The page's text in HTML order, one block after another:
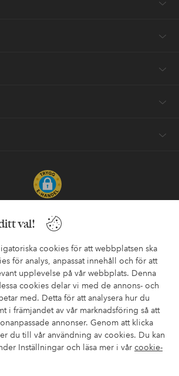
val!
cookies för att webbplatsen ska
för analys, anpassat innehåll och för att
upplevelse på vår webbplats. Denna
cookies delar vi med de annons- och
med. Detta för att analysera hur du
i främjandet av vår marknadsföring så att
annonser. Genom att klicka
du till vår användning av cookies. Du kan
Inställningar och läsa mer i vår cookie-
- Betala direkt eller dela upp
mer om
våra betalalternativ
elpy
Sverige - Välj land
Instagram Pinterest Youtube